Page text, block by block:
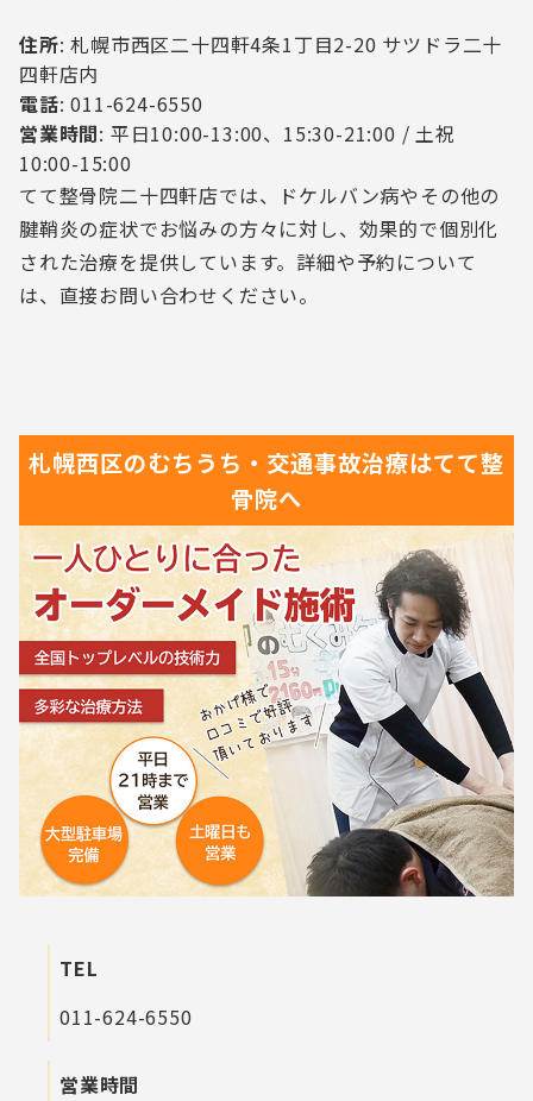
住所: 札幌市西区二十四軒4条1丁目2-20 サツドラ二十
四軒店内
電話: 011-624-6550
営業時間: 平日10:00-13:00、15:30-21:00 / 土祝
10:00-15:00
てて整骨院二十四軒店では、ドケルバン病やその他の
腱鞘炎の症状でお悩みの方々に対し、効果的で個別化
された治療を提供しています。詳細や予約について
は、直接お問い合わせください。
札幌西区のむちうち・交通事故治療はてて整
骨院へ
TEL
011-624-6550
営業時間